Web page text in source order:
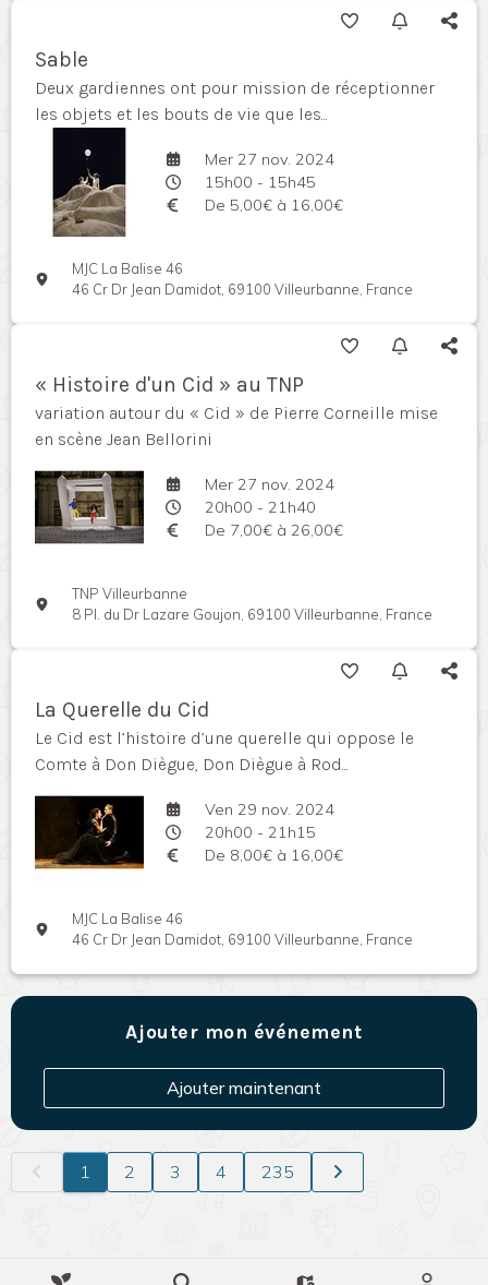
Sable
Deux gardiennes ont pour mission de réceptionner
les objets et les bouts de vie que les...
Mer 27 nov. 2024
15h00 - 15h45
De 5,00€ à 16,00€
MJC La Balise 46
46 Cr Dr Jean Damidot, 69100 Villeurbanne, France
« Histoire d'un Cid » au TNP
variation autour du « Cid » de Pierre Corneille mise
en scène Jean Bellorini
Mer 27 nov. 2024
20h00 - 21h40
De 7,00€ à 26,00€
TNP Villeurbanne
8 Pl. du Dr Lazare Goujon, 69100 Villeurbanne, France
La Querelle du Cid
Le Cid est l’histoire d’une querelle qui oppose le
Comte à Don Diègue, Don Diègue à Rod...
Ven 29 nov. 2024
20h00 - 21h15
De 8,00€ à 16,00€
MJC La Balise 46
46 Cr Dr Jean Damidot, 69100 Villeurbanne, France
Ajouter mon événement
Ajouter maintenant
1 2 3 4 235